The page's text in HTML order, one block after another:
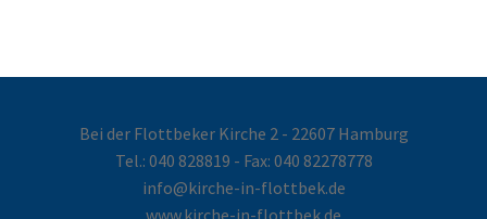
Bei der Flottbeker Kirche 2 - 22607 Hamburg
Tel.: 040 828819 - Fax: 040 82278778
info@kirche-in-flottbek.de
www.kirche-in-flottbek.de